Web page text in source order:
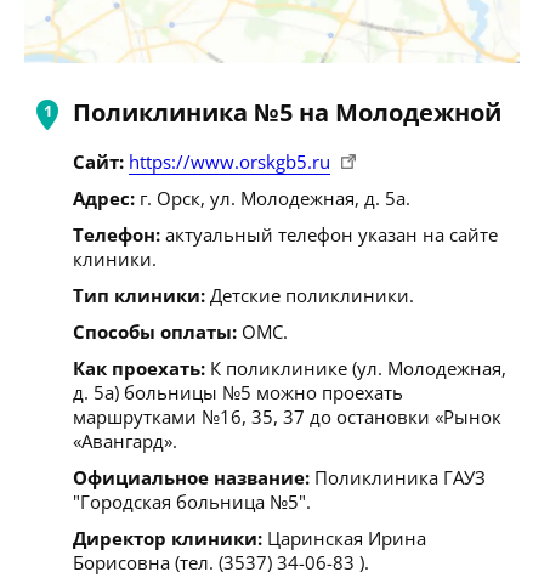
Поликлиника №5 на Молодежной
Сайт: https://www.orskgb5.ru
Адрес: г. Орск, ул. Молодежная, д. 5а.
Телефон: актуальный телефон указан на сайте
клиники.
Тип клиники: Детские поликлиники.
Способы оплаты: ОМС.
Как проехать: К поликлинике (ул. Молодежная,
д. 5а) больницы №5 можно проехать
маршрутками №16, 35, 37 до остановки «Рынок
«Авангард».
Официальное название: Поликлиника ГАУЗ
"Городская больница №5".
Директор клиники: Царинская Ирина
Борисовна (тел. (3537) 34-06-83 ).